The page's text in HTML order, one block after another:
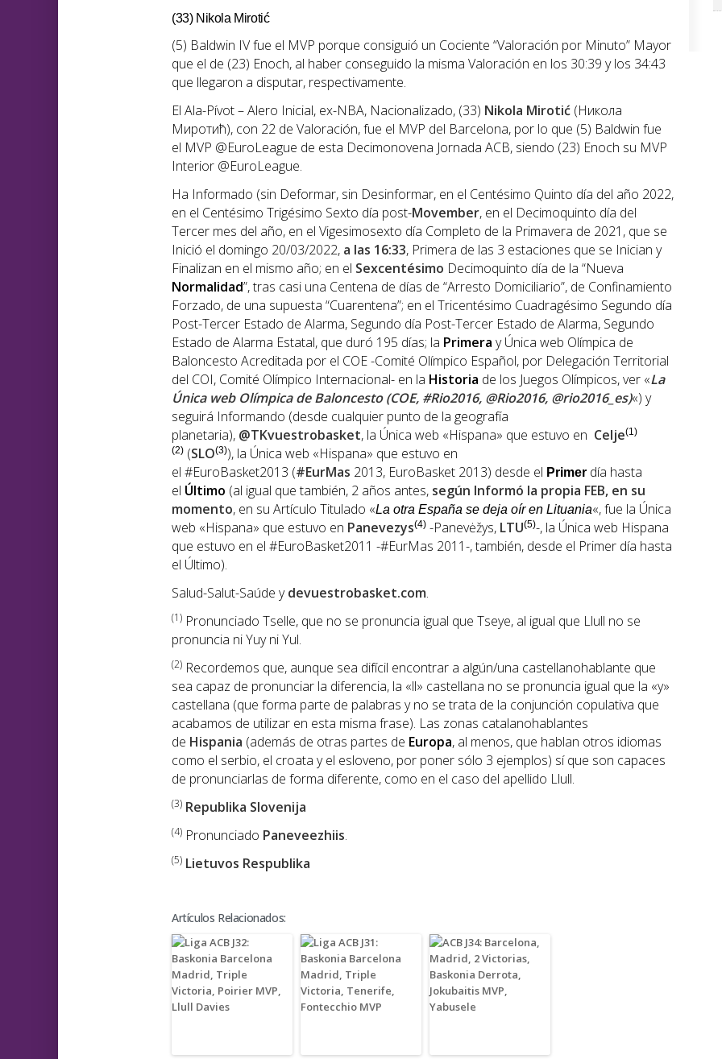
(33) Nikola Mirotić
(5) Baldwin IV fue el MVP porque consiguió un Cociente “Valoración por Minuto” Mayor
que el de (23) Enoch, al haber conseguido la misma Valoración en los 30:39 y los 34:43
que llegaron a disputar, respectivamente.
El Ala-Pívot – Alero Inicial, ex-NBA, Nacionalizado, (33) Nikola Mirotić (Никола
Миротић), con 22 de Valoración, fue el MVP del Barcelona, por lo que (5) Baldwin fue
el MVP @EuroLeague de esta Decimonovena Jornada ACB, siendo (23) Enoch su MVP
Interior @EuroLeague.
Ha Informado (sin Deformar, sin Desinformar, en el Centésimo Quinto día del año 2022,
en el Centésimo Trigésimo Sexto día post-Movember, en el Decimoquinto día del
Tercer mes del año, en el Vigesimosexto día Completo de la Primavera de 2021, que se
Inició el domingo 20/03/2022, a las 16:33, Primera de las 3 estaciones que se Inician y
Finalizan en el mismo año; en el Sexcentésimo Decimoquinto día de la “Nueva
Normalidad”, tras casi una Centena de días de “Arresto Domiciliario”, de Confinamiento
Forzado, de una supuesta “Cuarentena”; en el Tricentésimo Cuadragésimo Segundo día
Post-Tercer Estado de Alarma, Segundo día Post-Tercer Estado de Alarma, Segundo
Estado de Alarma Estatal, que duró 195 días; la Primera y Única web Olímpica de
Baloncesto Acreditada por el COE -Comité Olímpico Español, por Delegación Territorial
del COI, Comité Olímpico Internacional- en la Historia de los Juegos Olímpicos, ver «La
Única web Olímpica de Baloncesto (COE, #Rio2016, @Rio2016, @rio2016_es)«) y
seguirá Informando (desde cualquier punto de la geografía
planetaria), @TKvuestrobasket, la Única web «Hispana» que estuvo en Celje(1)
(2) (SLO(3)), la Única web «Hispana» que estuvo en
el #EuroBasket2013 (#EurMas 2013, EuroBasket 2013) desde el Primer día hasta
el Último (al igual que también, 2 años antes, según Informó la propia FEB, en su
momento, en su Artículo Titulado «La otra España se deja oír en Lituania«, fue la Única
web «Hispana» que estuvo en Panevezys(4) -Panevėžys, LTU(5)-, la Única web Hispana
que estuvo en el #EuroBasket2011 -#EurMas 2011-, también, desde el Primer día hasta
el Último).
Salud-Salut-Saúde ydevuestrobasket.com.
(1) Pronunciado Tselle, que no se pronuncia igual que Tseye, al igual que Llull no se
pronuncia ni Yuy ni Yul.
(2) Recordemos que, aunque sea difícil encontrar a algún/una castellanohablante que
sea capaz de pronunciar la diferencia, la «ll» castellana no se pronuncia igual que la «y»
castellana (que forma parte de palabras y no se trata de la conjunción copulativa que
acabamos de utilizar en esta misma frase). Las zonas catalanohablantes
de Hispania (además de otras partes de Europa, al menos, que hablan otros idiomas
como el serbio, el croata y el esloveno, por poner sólo 3 ejemplos) sí que son capaces
de pronunciarlas de forma diferente, como en el caso del apellido Llull.
(3) Republika Slovenija
(4) Pronunciado Paneveezhiis.
(5) Lietuvos Respublika
Artículos Relacionados: